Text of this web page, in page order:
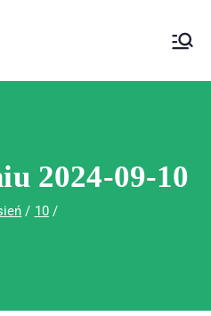
Specjalistyczny im.
Górze
2024-09-10
10